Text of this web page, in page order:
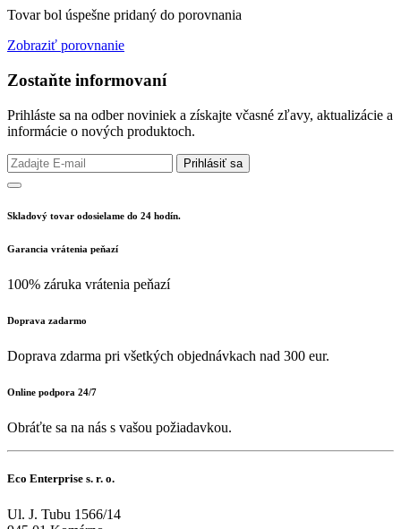
Tovar bol úspešne pridaný do porovnania
Zobraziť porovnanie
Zostaňte informovaní
Prihláste sa na odber noviniek a získajte včasné zľavy, aktualizácie a
informácie o nových produktoch.
Prihlásiť sa
Skladový tovar odosielame do 24 hodín.
Garancia vrátenia peňazí
100% záruka vrátenia peňazí
Doprava zadarmo
Doprava zdarma pri všetkých objednávkach nad 300 eur.
Online podpora 24/7
Obráťte sa na nás s vašou požiadavkou.
Eco Enterprise s. r. o.
Ul. J. Tubu 1566/14